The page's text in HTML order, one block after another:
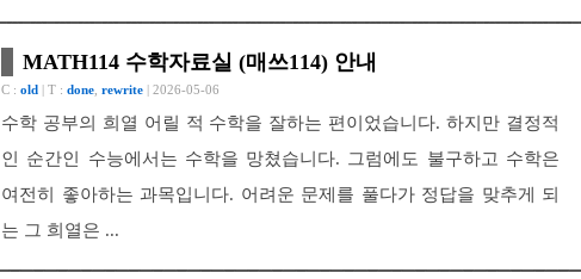
MATH114 수학자료실 (매쓰114) 안내
C : old | T : done rewrite | 2026-05-06
수학 공부의 희열 어릴 적 수학을 잘하는 편이었습니다. 하지만 결정적
인 순간인 수능에서는 수학을 망쳤습니다. 그럼에도 불구하고 수학은
여전히 좋아하는 과목입니다. 어려운 문제를 풀다가 정답을 맞추게 되
는 그 희열은 ...